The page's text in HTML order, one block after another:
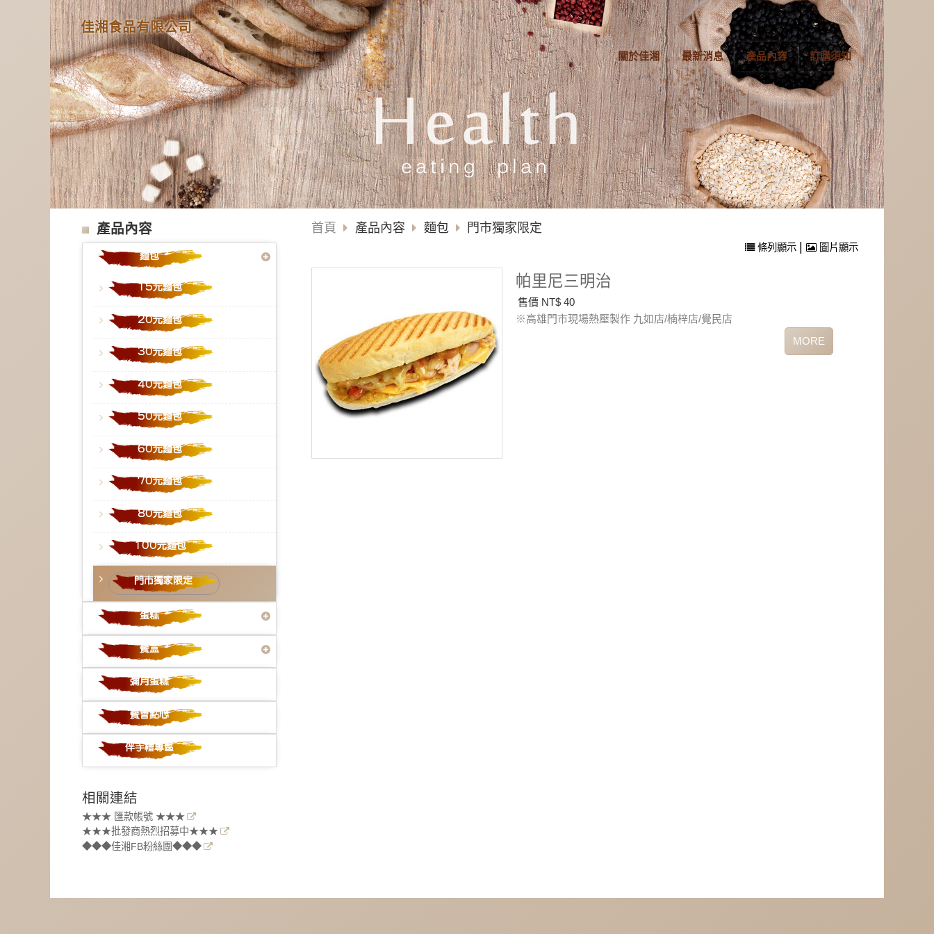
佳湘食品有限公司
關於佳湘 最新消息 產品內容 訂購須知
產品內容
相關連結
★★★ 匯款帳號 ★★★
★★★批發商熱烈招募中★★★
◆◆◆佳湘FB粉絲團◆◆◆
首頁 產品內容 麵包 門市獨家限定
條列顯示 圖片顯示
帕里尼三明治
售價 NT$ 40
※高雄門市現場熱壓製作 九如店/楠梓店/覺民店